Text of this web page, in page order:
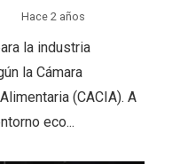
Hace 2 años
la industria
la Cámara
(CACIA). A
eco...